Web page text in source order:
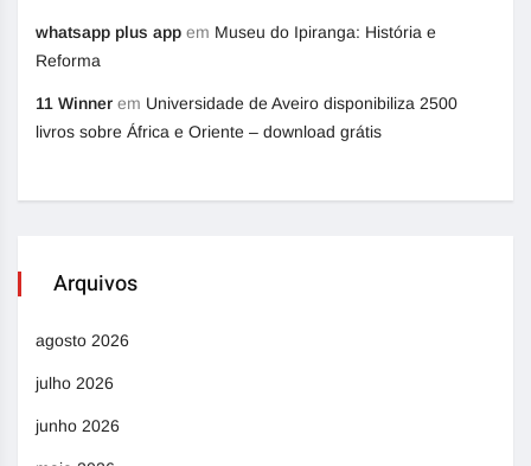
whatsapp plus app em Museu do Ipiranga: História e
Reforma
11 Winner em Universidade de Aveiro disponibiliza 2500
livros sobre África e Oriente – download grátis
Arquivos
agosto 2026
julho 2026
junho 2026